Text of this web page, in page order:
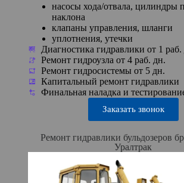
насосы хода/отвала, цилиндры
наклона
клапаны управления, шланги
уплотнения, утечки
Диагностика гидравлики от 1 раб.
Ремонт гидроузла от 4 раб. дн.
Ремонт гидросистемы от 5 дн.
Капитальный ремонт гидравлики
Финальная наладка и
Заказать звонок
Ремонт гидравлики бульдозеров
Уралтрак